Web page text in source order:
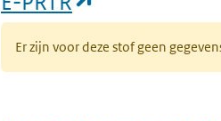
Er zijn voor deze stof geen